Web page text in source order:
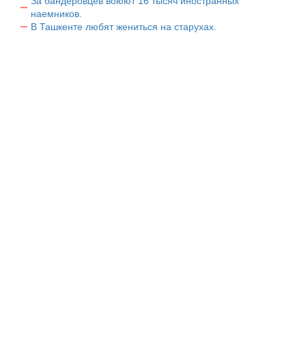
наемников.
В Ташкенте любят жениться на старухах.